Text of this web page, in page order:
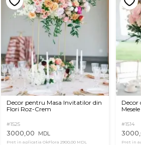
Decor pentru Masa Invitatilor din
Flori Roz-Crem
#1525
3000,00 MDL
Pret in aplicatia OkFlora 2900,00 MDL
Decor
#1514
Pret in